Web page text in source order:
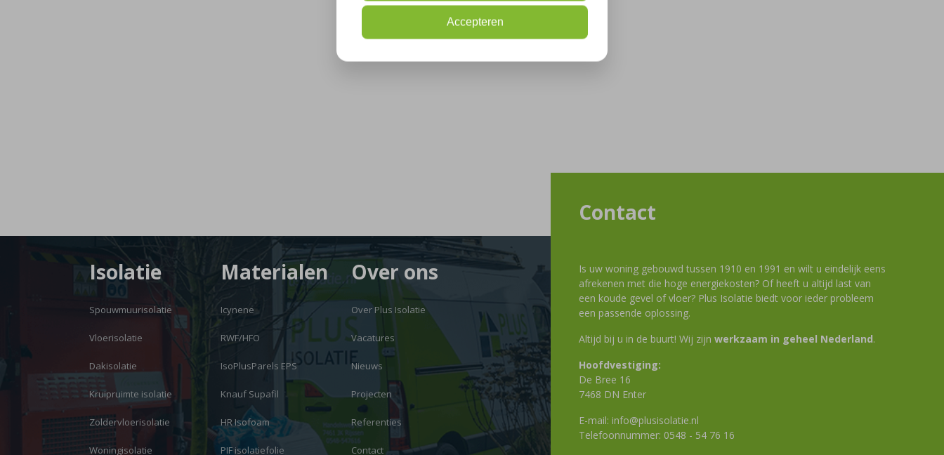
Isolatie
Spouwmuurisolatie
Vloerisolatie
Dakisolatie
Kruipruimte isolatie
Zoldervloerisolatie
Woningisolatie
Materialen
Icynene
RWF/HFO
IsoPlusParels EPS
Knauf Supafil
HR Isofoam
PIF isolatiefolie
Over ons
Over Plus Isolatie
Vacatures
Nieuws
Projecten
Referenties
Contact
Contact
Is uw woning gebouwd tussen 1910 en 1991 en wilt u eindelijk eens
afrekenen met die hoge energiekosten? Of heeft u altijd last van
een koude gevel of vloer? Plus Isolatie biedt voor ieder probleem
een passende oplossing.
Altijd bij u in de buurt! Wij zijn werkzaam in geheel Nederland.
Hoofdvestiging:
De Bree 16
7468 DN Enter
E-mail: info@plusisolatie.nl
Telefoonnummer: 0548 - 54 76 16
Accepteren